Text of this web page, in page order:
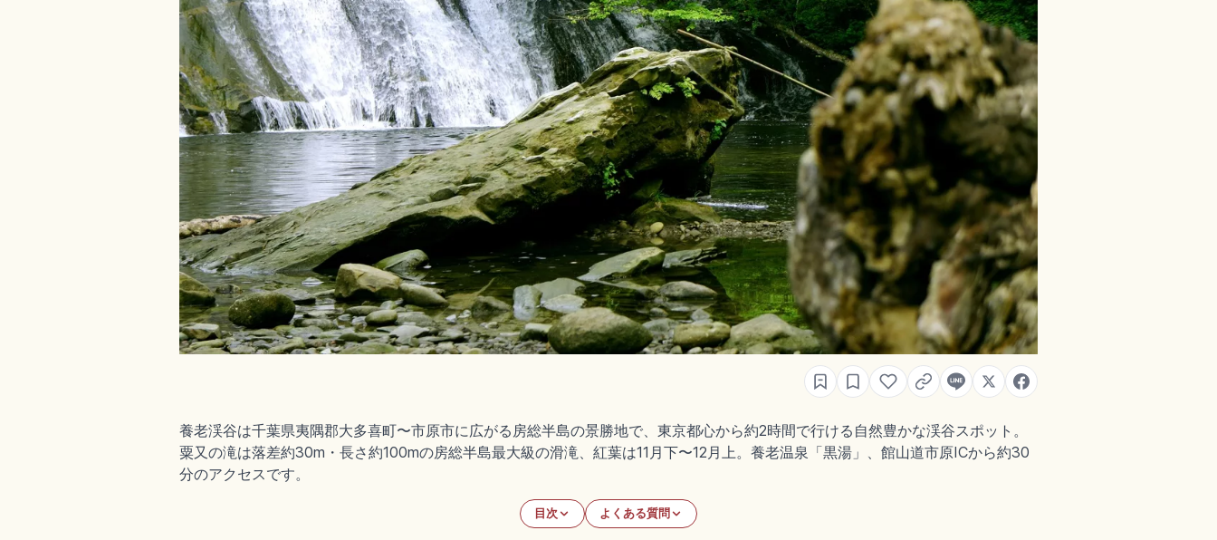
養老渓谷は千葉県夷隅郡大多喜町〜市原市に広がる房総半島の景勝地で、東京都心から約2時間で行ける自然豊かな渓谷スポット。
粟又の滝は落差約30m・長さ約100mの房総半島最大級の滑滝、紅葉は11月下〜12月上。養老温泉「黒湯」、館山道市原ICから約30
分のアクセスです。
目次 よくある質問